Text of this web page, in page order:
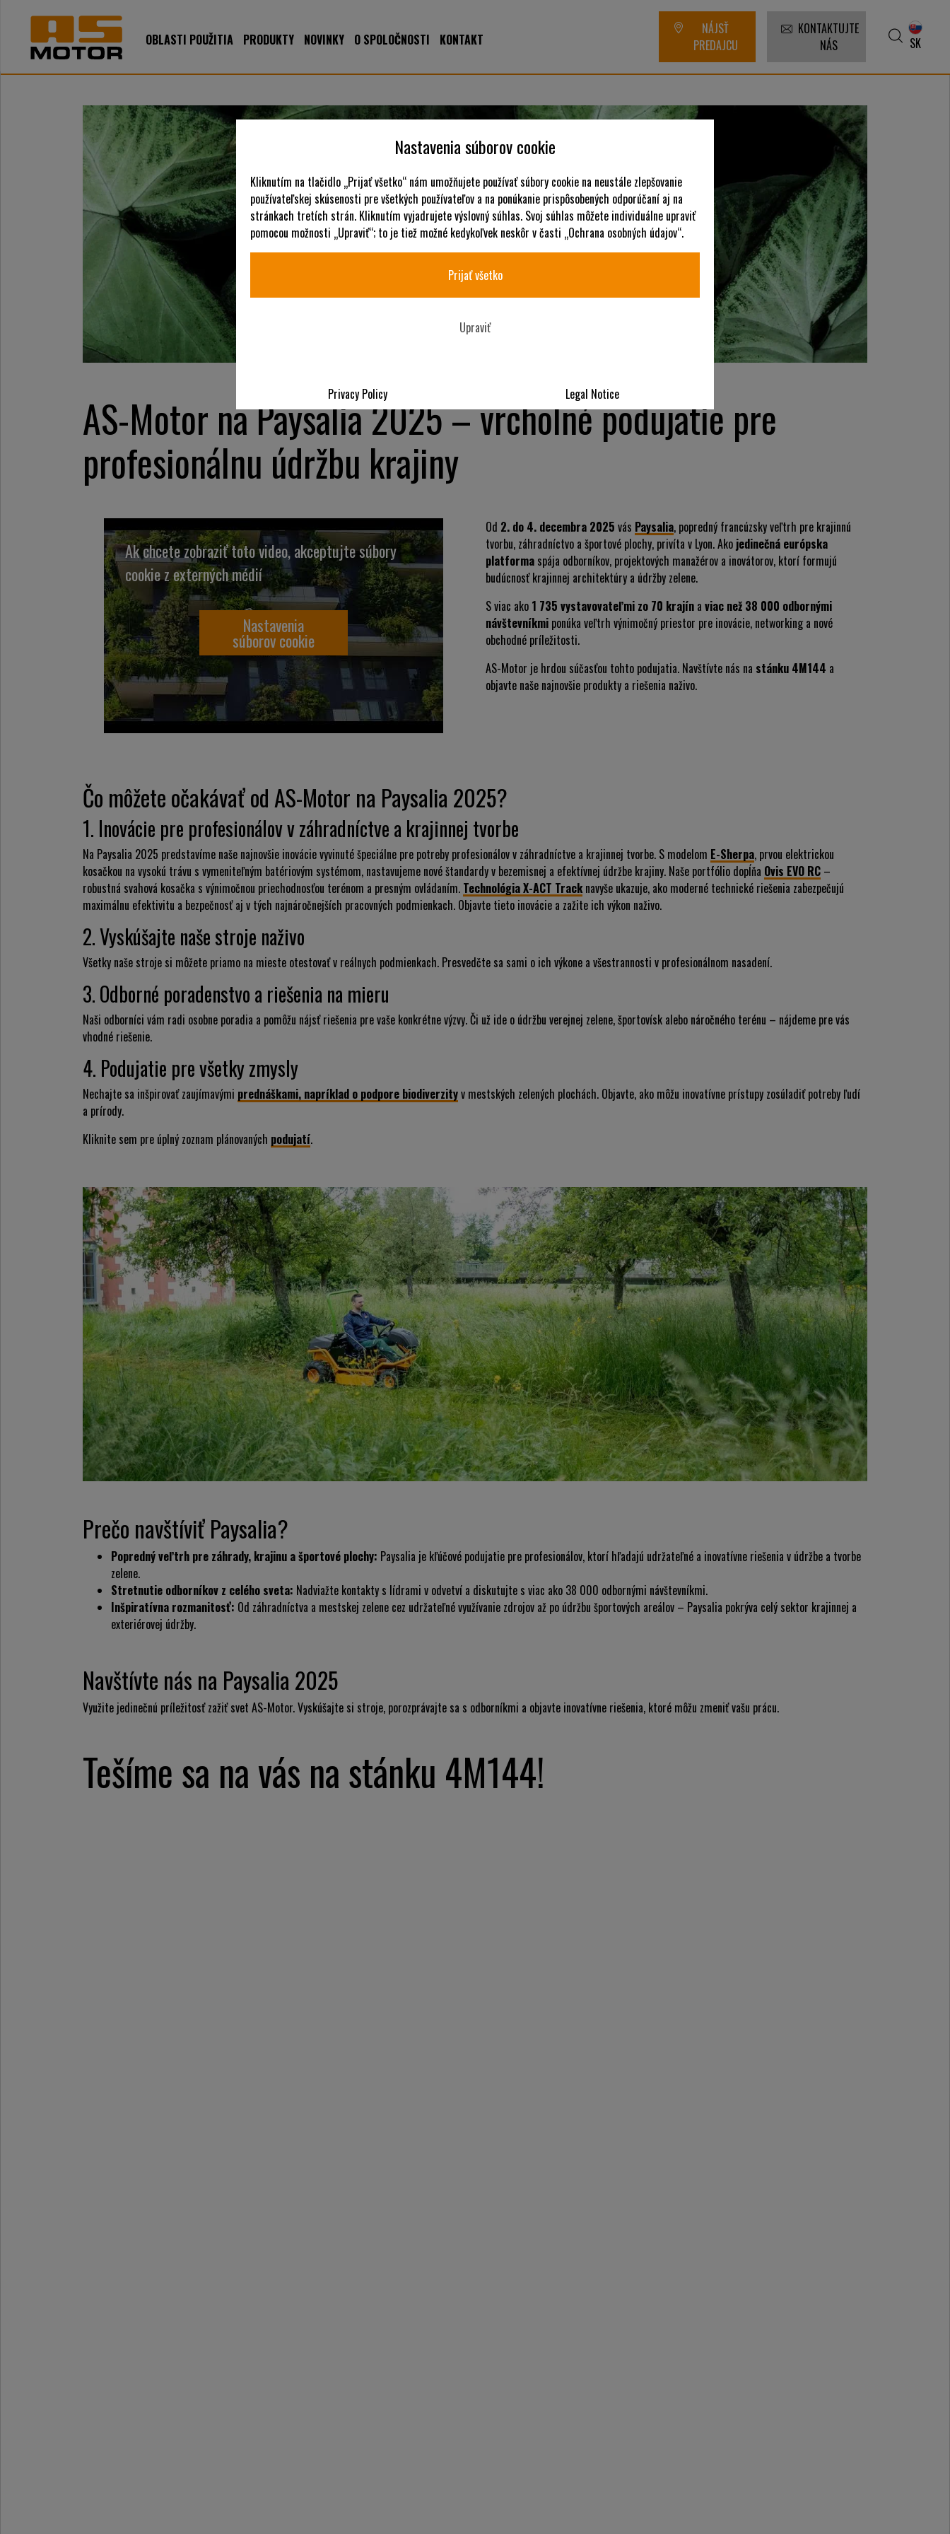
OBLASTI POUŽITIA PRODUKTY NOVINKY O SPOLOČNOSTI KONTAKT
NÁJSŤ
PREDAJCU
KONTAKTUJTE
NÁS
SK
AS-Motor na Paysalia 2025 – vrcholné podujatie pre
profesionálnu údržbu krajiny
Ak chcete zobraziť toto video, akceptujte súbory
cookie z externých médií
Nastavenia
súborov cookie
Od 2. do 4. decembra 2025 vás Paysalia, popredný francúzsky veľtrh pre krajinnú
tvorbu, záhradníctvo a športové plochy, privíta v Lyon. Ako jedinečná európska
platforma spája odborníkov, projektových manažérov a inovátorov, ktorí formujú
budúcnosť krajinnej architektúry a údržby zelene.
S viac ako 1 735 vystavovateľmi zo 70 krajín a viac než 38 000 odbornými
návštevníkmi ponúka veľtrh výnimočný priestor pre inovácie, networking a nové
obchodné príležitosti.
AS-Motor je hrdou súčasťou tohto podujatia. Navštívte nás na stánku 4M144 a
objavte naše najnovšie produkty a riešenia naživo.
Čo môžete očakávať od AS-Motor na Paysalia 2025?
1. Inovácie pre profesionálov v záhradníctve a krajinnej tvorbe
Na Paysalia 2025 predstavíme naše najnovšie inovácie vyvinuté špeciálne pre potreby profesionálov v záhradníctve a krajinnej tvorbe. S modelom E-Sherpa, prvou elektrickou
kosačkou na vysokú trávu s vymeniteľným batériovým systémom, nastavujeme nové štandardy v bezemisnej a efektívnej údržbe krajiny. Naše portfólio dopĺňa Ovis EVO RC –
robustná svahová kosačka s výnimočnou priechodnosťou terénom a presným ovládaním. Technológia X-ACT Track navyše ukazuje, ako moderné technické riešenia zabezpečujú
maximálnu efektivitu a bezpečnosť aj v tých najnáročnejších pracovných podmienkach. Objavte tieto inovácie a zažite ich výkon naživo.
2. Vyskúšajte naše stroje naživo
Všetky naše stroje si môžete priamo na mieste otestovať v reálnych podmienkach. Presvedčte sa sami o ich výkone a všestrannosti v profesionálnom nasadení.
3. Odborné poradenstvo a riešenia na mieru
Naši odborníci vám radi osobne poradia a pomôžu nájsť riešenia pre vaše konkrétne výzvy. Či už ide o údržbu verejnej zelene, športovísk alebo náročného terénu – nájdeme pre vás
vhodné riešenie.
4. Podujatie pre všetky zmysly
Nechajte sa inšpirovať zaujímavými prednáškami, napríklad o podpore biodiverzityv mestských zelených plochách. Objavte, ako môžu inovatívne prístupy zosúladiť potreby ľudí
a prírody.
Kliknite sem pre úplný zoznam plánovaných podujatí.
Prečo navštíviť Paysalia?
Popredný veľtrh pre záhrady, krajinu a športové plochy: Paysalia je kľúčové podujatie pre profesionálov, ktorí hľadajú udržateľné a inovatívne riešenia v údržbe a tvorbe
zelene.
Stretnutie odborníkov z celého sveta: Nadviažte kontakty s lídrami v odvetví a diskutujte s viac ako 38 000 odbornými návštevníkmi.
Inšpiratívna rozmanitosť: Od záhradníctva a mestskej zelene cez udržateľné využívanie zdrojov až po údržbu športových areálov – Paysalia pokrýva celý sektor krajinnej a
exteriérovej údržby.
Navštívte nás na Paysalia 2025
Využite jedinečnú príležitosť zažiť svet AS-Motor. Vyskúšajte si stroje, porozprávajte sa s odborníkmi a objavte inovatívne riešenia, ktoré môžu zmeniť vašu prácu.
Tešíme sa na vás na stánku 4M144!
Nastavenia súborov cookie
Kliknutím na tlačidlo „Prijať všetko“ nám umožňujete používať súbory cookie na neustále zlepšovanie
používateľskej skúsenosti pre všetkých používateľov a na ponúkanie prispôsobených odporúčaní aj na
stránkach tretích strán. Kliknutím vyjadrujete výslovný súhlas. Svoj súhlas môžete individuálne upraviť
pomocou možnosti „Upraviť“; to je tiež možné kedykoľvek neskôr v časti „Ochrana osobných údajov“.
Prijať všetko
Upraviť
Privacy Policy Legal Notice